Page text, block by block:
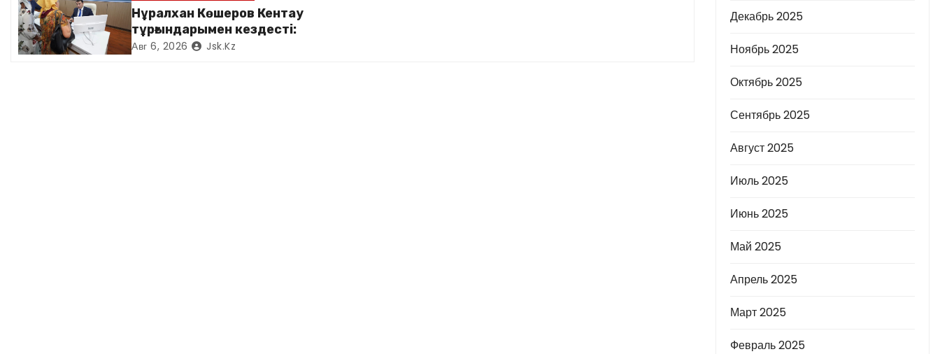
п
и
Нұралхан Көшеров Кентау
тұрғындарымен кездесті:
Авг 6, 2026 Jsk.kz
Декабрь 2025
Ноябрь 2025
Октябрь 2025
Сентябрь 2025
Август 2025
Июль 2025
Июнь 2025
Май 2025
Апрель 2025
Март 2025
Февраль 2025